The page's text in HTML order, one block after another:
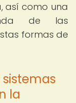
así como una
de las
formas de
la